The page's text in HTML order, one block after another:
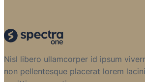
Nisl libero ullamcorper id ipsum
non pellentesque placerat lorem